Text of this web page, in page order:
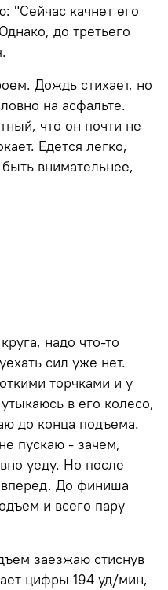
"Сейчас качнет его
до третьего
Дождь стихает, но
на асфальте.
что он почти не
Едется легко,
внимательнее,
надо что-то
сил уже нет.
торчками и у
в его колесо,
до конца подъема.
пускаю - зачем,
уеду. Но после
вперед. До финиша
и всего пару
заезжаю стиснув
цифры 194 уд/мин,